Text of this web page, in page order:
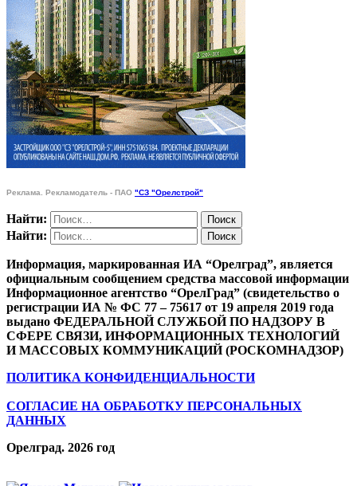
Реклама. Рекламодатель - ПАО "СЗ "Орелстрой"
Найти:
Найти:
Информация, маркированная ИА “Орелград”, является
официальным сообщением средства массовой информации
Информационное агентство “ОрелГрад” (свидетельство о
регистрации ИА № ФС 77 – 75617 от 19 апреля 2019 года
выдано ФЕДЕРАЛЬНОЙ СЛУЖБОЙ ПО НАДЗОРУ В
СФЕРЕ СВЯЗИ, ИНФОРМАЦИОННЫХ ТЕХНОЛОГИЙ
И МАССОВЫХ КОММУНИКАЦИЙ (РОСКОМНАДЗОР)
ПОЛИТИКА КОНФИДЕНЦИАЛЬНОСТИ
СОГЛАСИЕ НА ОБРАБОТКУ ПЕРСОНАЛЬНЫХ
ДАННЫХ
Орелград. 2026 год